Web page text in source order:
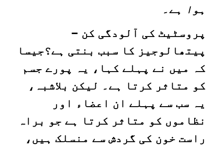
ہوا ہے۔
– پروسٹیٹ کی آلودگی کن
پیتھالوجیز کا سبب بنتی ہے؟جیسا
کہ میں نے پہلے کہا، یہ پورے جسم
کو متاثر کرتا ہے۔ لیکن بلاشبہ،
یہ سب سے پہلے ان اعضاء اور
نظاموں کو متاثر کرتا ہے جو براہ
راست خون کی گردش سے منسلک ہیں،